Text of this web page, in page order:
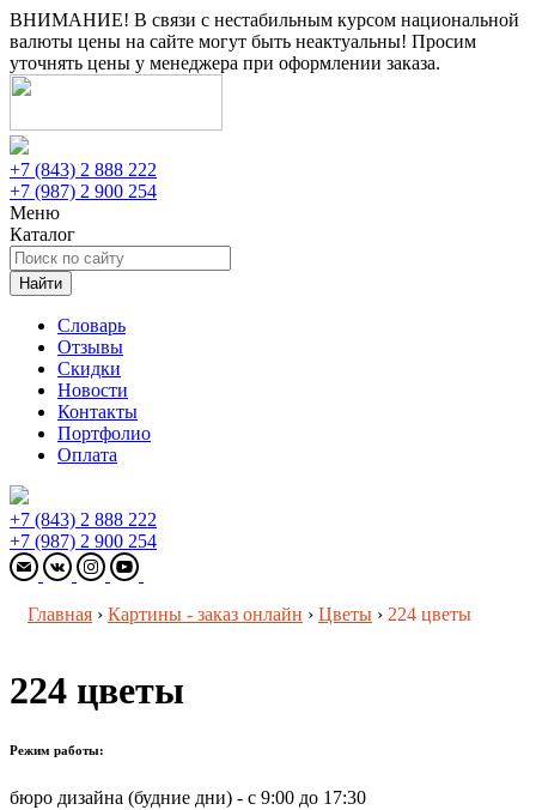
ВНИМАНИЕ! В связи с нестабильным курсом национальной
валюты цены на сайте могут быть неактуальны! Просим
уточнять цены у менеджера при оформлении заказа.
+7 (843) 2 888 222
+7 (987) 2 900 254
Меню
Каталог
Найти
Словарь
Отзывы
Скидки
Новости
Контакты
Портфолио
Оплата
+7 (843) 2 888 222
+7 (987) 2 900 254
Главная › Картины - заказ онлайн › Цветы › 224 цветы
224 цветы
Режим работы:
бюро дизайна (будние дни) - с 9:00 до 17:30